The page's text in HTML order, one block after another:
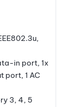
in port, 1x
port, 1 AC
3, 4, 5